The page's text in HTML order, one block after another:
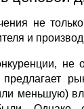
не
и
не
меньшую)